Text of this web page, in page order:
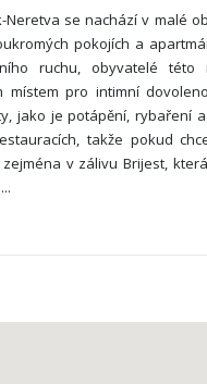
se nachází v malé
pokojích a
ruchu, obyvatelé
místem pro intimní
jako je potápění, rybaření
takže pokud
v zálivu Brijest,
...